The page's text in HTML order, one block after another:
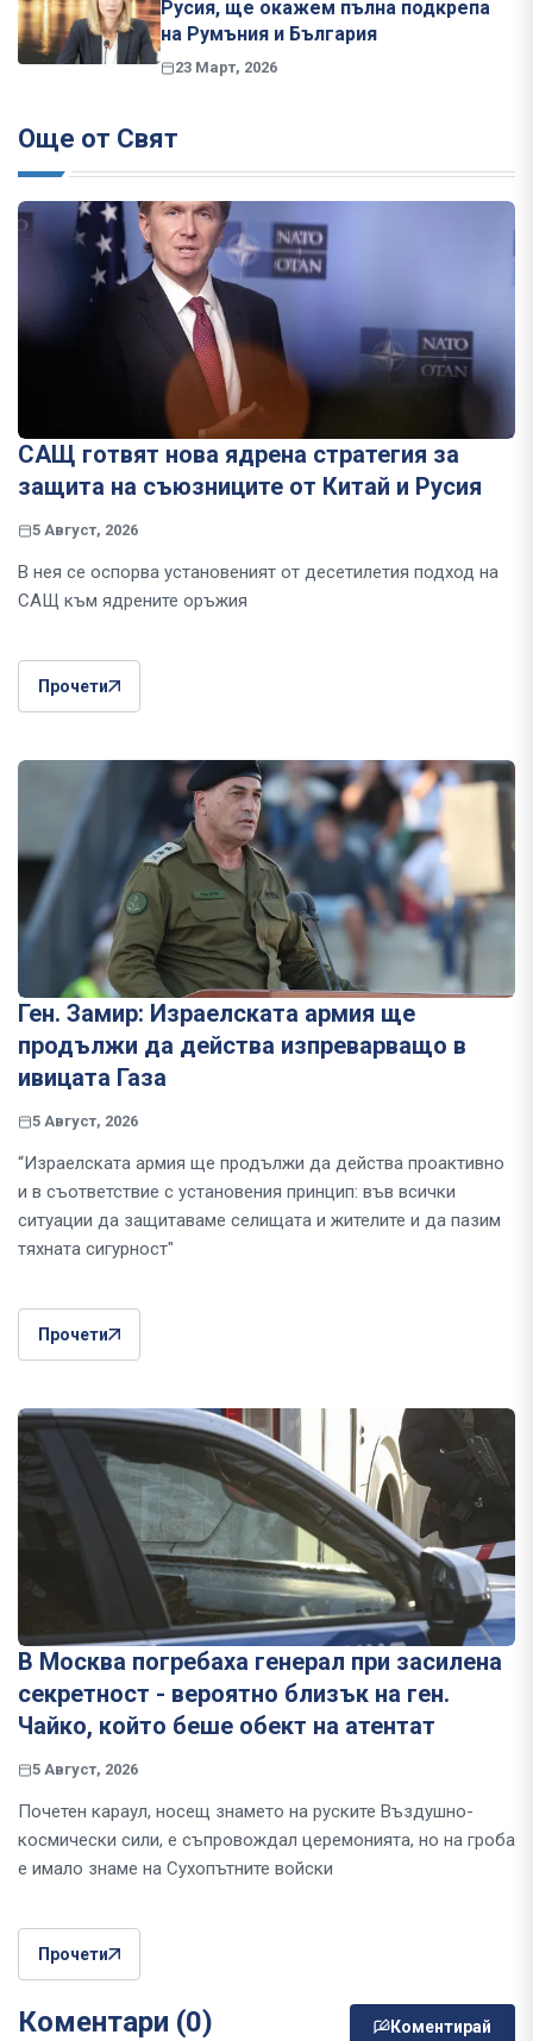
Русия, ще окажем пълна подкрепа
на Румъния и България
23 Март, 2026
Още от Свят
САЩ готвят нова ядрена стратегия за
защита на съюзниците от Китай и Русия
5 Август, 2026
В нея се оспорва установеният от десетилетия подход на
САЩ към ядрените оръжия
Прочети
Ген. Замир: Израелската армия ще
продължи да действа изпреварващо в
ивицата Газа
5 Август, 2026
“Израелската армия ще продължи да действа проактивно
и в съответствие с установения принцип: във всички
ситуации да защитаваме селищата и жителите и да пазим
тяхната сигурност"
Прочети
В Москва погребаха генерал при засилена
секретност - вероятно близък на ген.
Чайко, който беше обект на атентат
5 Август, 2026
Почетен караул, носещ знамето на руските Въздушно-
космически сили, е съпровождал церемонията, но на гроба
е имало знаме на Сухопътните войски
Прочети
Коментари (0) Коментирай